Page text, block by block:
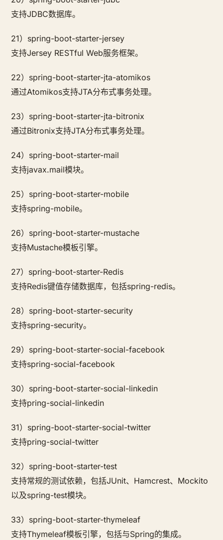
支持JDBC数据库。
21）spring-boot-starter-jersey
支持Jersey RESTful Web服务框架。
22）spring-boot-starter-jta-atomikos
通过Atomikos支持JTA分布式事务处理。
23）spring-boot-starter-jta-bitronix
通过Bitronix支持JTA分布式事务处理。
24）spring-boot-starter-mail
支持javax.mail模块。
25）spring-boot-starter-mobile
支持spring-mobile。
26）spring-boot-starter-mustache
支持Mustache模板引擎。
27）spring-boot-starter-Redis
支持Redis键值存储数据库，包括spring-redis。
28）spring-boot-starter-security
支持spring-security。
29）spring-boot-starter-social-facebook
支持spring-social-facebook
30）spring-boot-starter-social-linkedin
支持pring-social-linkedin
31）spring-boot-starter-social-twitter
支持pring-social-twitter
32）spring-boot-starter-test
支持常规的测试依赖，包括JUnit、Hamcrest、Mockito
以及spring-test模块。
33）spring-boot-starter-thymeleaf
支持Thymeleaf模板引擎，包括与Spring的集成。